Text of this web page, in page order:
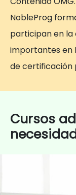
NobleProg
participan en la
importantes en
de certificación
Cursos